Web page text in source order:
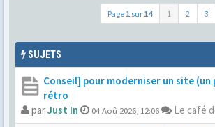
Page 1 sur 14 1 2 3
SUJETS
Conseil] pour moderniser un site (un
rétro
parJust In 04 Aoû 2026, 12:06
Le café